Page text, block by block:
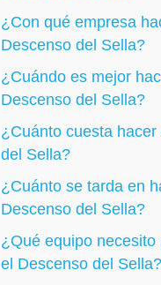
¿Con qué empresa
Descenso del Sella?
¿Cuándo es mejor
Descenso del Sella?
¿Cuánto cuesta
del Sella?
¿Cuánto se tarda en
Descenso del Sella?
¿Qué equipo necesito
el Descenso del Sella?